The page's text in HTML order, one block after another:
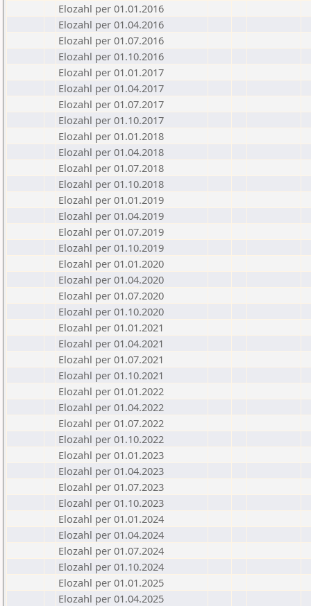
Elozahl per 01.01.2016
Elozahl per 01.04.2016
Elozahl per 01.07.2016
Elozahl per 01.10.2016
Elozahl per 01.01.2017
Elozahl per 01.04.2017
Elozahl per 01.07.2017
Elozahl per 01.10.2017
Elozahl per 01.01.2018
Elozahl per 01.04.2018
Elozahl per 01.07.2018
Elozahl per 01.10.2018
Elozahl per 01.01.2019
Elozahl per 01.04.2019
Elozahl per 01.07.2019
Elozahl per 01.10.2019
Elozahl per 01.01.2020
Elozahl per 01.04.2020
Elozahl per 01.07.2020
Elozahl per 01.10.2020
Elozahl per 01.01.2021
Elozahl per 01.04.2021
Elozahl per 01.07.2021
Elozahl per 01.10.2021
Elozahl per 01.01.2022
Elozahl per 01.04.2022
Elozahl per 01.07.2022
Elozahl per 01.10.2022
Elozahl per 01.01.2023
Elozahl per 01.04.2023
Elozahl per 01.07.2023
Elozahl per 01.10.2023
Elozahl per 01.01.2024
Elozahl per 01.04.2024
Elozahl per 01.07.2024
Elozahl per 01.10.2024
Elozahl per 01.01.2025
Elozahl per 01.04.2025